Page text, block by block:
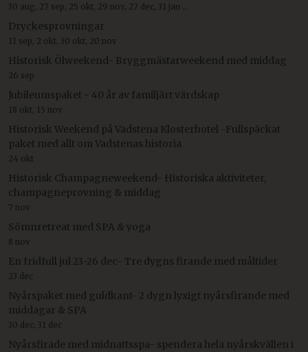
30 aug, 27 sep, 25 okt, 29 nov, 27 dec, 31 jan ...
Dryckesprovningar
11 sep, 2 okt, 30 okt, 20 nov
Historisk Ölweekend- Bryggmästarweekend med middag
26 sep
Jubileumspaket - 40 år av familjärt värdskap
18 okt, 15 nov
Historisk Weekend på Vadstena Klosterhotel -Fullspäckat
paket med allt om Vadstenas historia
24 okt
Historisk Champagneweekend- Historiska aktiviteter,
champagneprovning & middag
7 nov
Sömnretreat med SPA & yoga
8 nov
En fridfull jul 23-26 dec- Tre dygns firande med måltider
23 dec
Nyårspaket med guldkant- 2 dygn lyxigt nyårsfirande med
middagar & SPA
30 dec, 31 dec
Nyårsfirade med midnattsspa- spendera hela nyårskvällen i